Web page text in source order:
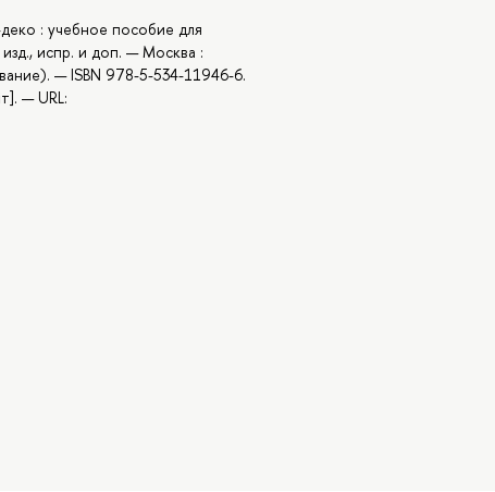
: учебное пособие для
испр. и доп. — Москва :
— ISBN 978-5-534-11946-6.
— URL: